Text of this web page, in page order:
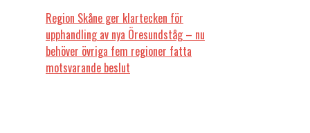
Region Skåne ger klartecken för
upphandling av nya Öresundståg – nu
behöver övriga fem regioner fatta
motsvarande beslut